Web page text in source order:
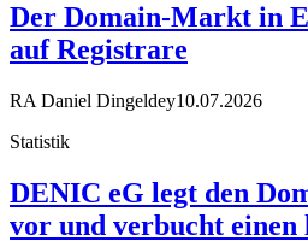
Der Domain-Markt in
auf Registrare
RA Daniel Dingeldey10.07.2026
Statistik
DENIC eG legt den
vor und verbucht einen